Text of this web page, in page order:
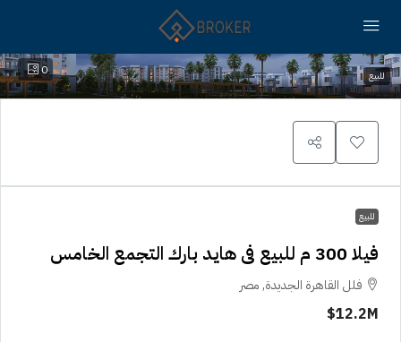
0 للبيع
للبيع
فيلا 300 م للبيع فى هايد بارك التجمع الخامس
فلل القاهرة الجديدة, مصر
12.2M$